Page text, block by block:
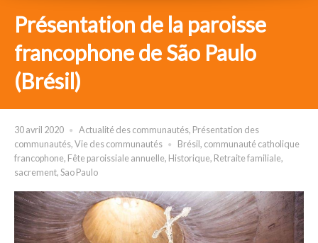
Présentation de la paroisse
francophone de São Paulo
(Brésil)
30 avril 2020 Actualité des communautés, Présentation des
communautés, Vie des communautés Brésil , communauté catholique
francophone, Fête paroissiale annuelle, Historique, Retraite familiale,
sacrement, Sao Paulo